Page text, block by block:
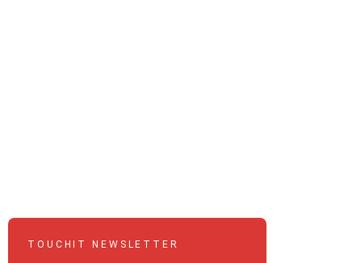
TOUCHIT NEWSLETTER